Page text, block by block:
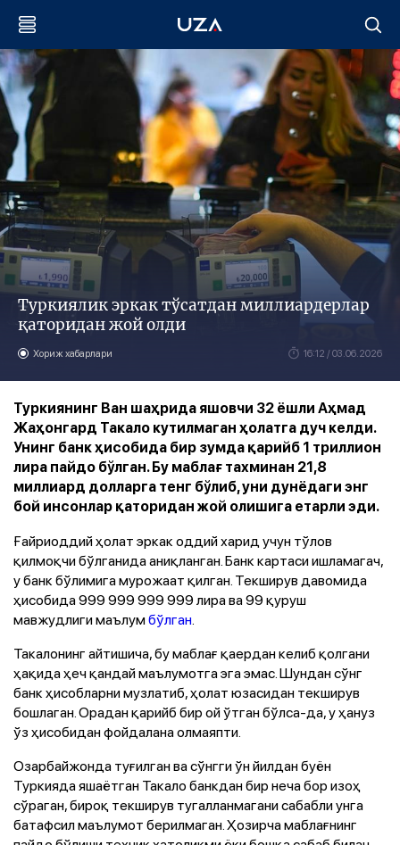
Туркиялик эркак тўсатдан миллиардерлар
қаторидан жой олди
Хориж хабарлари 16:12 / 03.06.2026
Туркиянинг Ван шаҳрида яшовчи 32 ёшли Аҳмад
Жаҳонгард Такало кутилмаган ҳолатга дуч келди.
Унинг банк ҳисобида бир зумда қарийб 1 триллион
лира пайдо бўлган. Бу маблағ тахминан 21,8
миллиард долларга тенг бўлиб, уни дунёдаги энг
бой инсонлар қаторидан жой олишига етарли эди.
Ғайриоддий ҳолат эркак оддий харид учун тўлов
қилмоқчи бўлганида аниқланган. Банк картаси ишламагач,
у банк бўлимига мурожаат қилган. Текширув давомида
ҳисобида 999 999 999 999 лира ва 99 қуруш
мавжудлиги маълумбўлган.
Такалонинг айтишича, бу маблағ қаердан келиб қолгани
ҳақида ҳеч қандай маълумотга эга эмас. Шундан сўнг
банк ҳисобларни музлатиб, ҳолат юзасидан текширув
бошлаган. Орадан қарийб бир ой ўтган бўлса-да, у ҳануз
ўз ҳисобидан фойдалана олмаяпти.
Озарбайжонда туғилган ва сўнгги ўн йилдан буён
Туркияда яшаётган Такало банкдан бир неча бор изоҳ
сўраган, бироқ текширув тугалланмагани сабабли унга
батафсил маълумот берилмаган. Ҳозирча маблағнинг